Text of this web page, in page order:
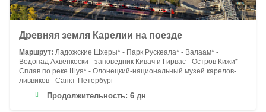
Древняя земля Карелии на поезде
Маршрут: Ладожские Шхеры* - Парк Рускеала* - Валаам* -
Водопад Ахвенкоски - заповедник Кивач и Гирвас - Остров Кижи* -
Сплав по реке Шуя* - Олонецкий-национальный музей карелов-
ливвиков - Санкт-Петербург
Продолжительность: 6 дн